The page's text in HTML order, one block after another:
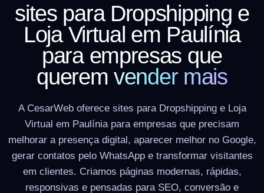
sites para Dropshipping e
Loja Virtual em Paulínia
para empresas que
queremvender mais
A CesarWeb oferece sites para Dropshipping e Loja
Virtual em Paulínia para empresas que precisam
melhorar a presença digital, aparecer melhor no Google,
gerar contatos pelo WhatsApp e transformar visitantes
em clientes. Criamos páginas modernas, rápidas,
responsivas e pensadas para SEO, conversão e